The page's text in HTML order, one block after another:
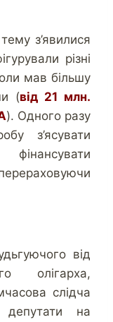
з’явилися
різні
мав більшу
(від 21 млн.
). Одного разу
з’ясувати
від
олігарха,
слідча
депутати на